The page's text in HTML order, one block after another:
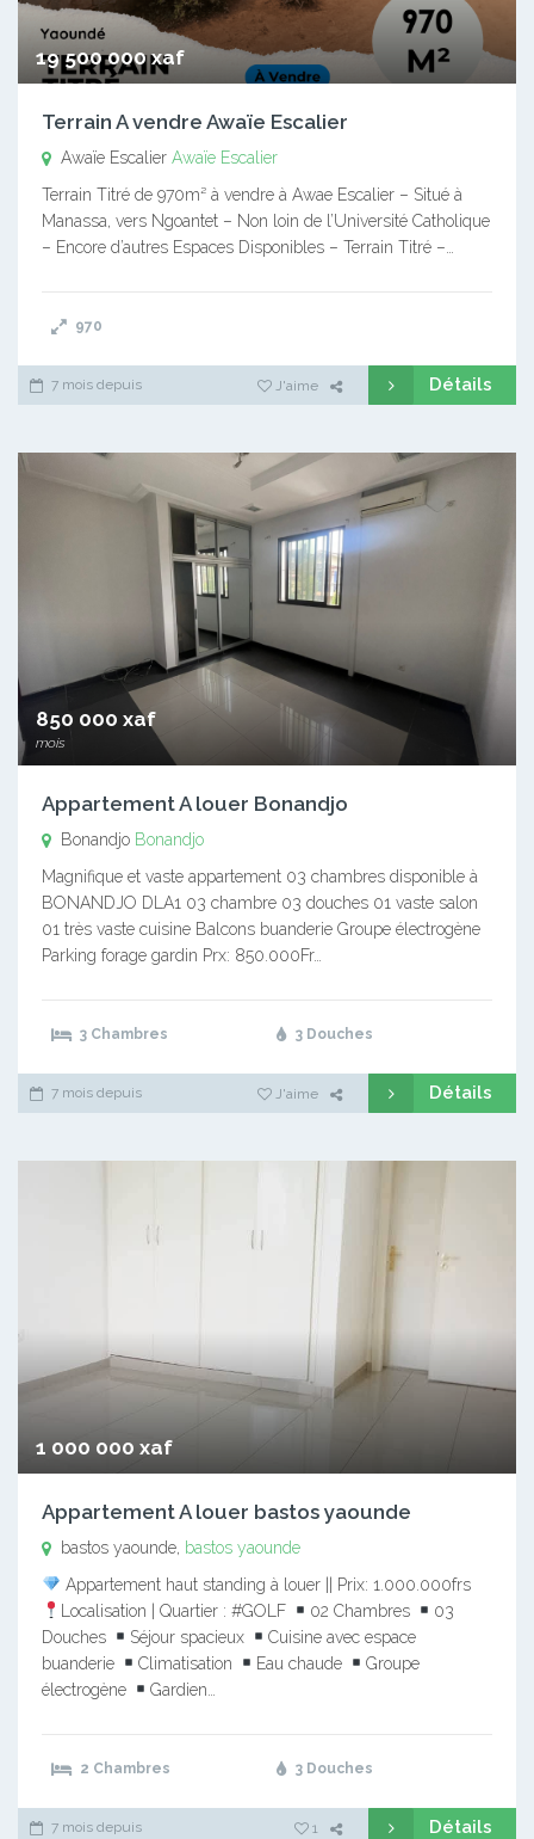
19 500 000 xaf
Terrain A vendre Awaïe Escalier
Awaïe Escalier Awaïe Escalier
Terrain Titré de 970m² à vendre à Awae Escalier – Situé à
Manassa, vers Ngoantet – Non loin de l’Université Catholique
– Encore d’autres Espaces Disponibles – Terrain Titré –…
970
7 mois depuis J'aime Détails
850 000 xaf
mois
Appartement A louer Bonandjo
Bonandjo Bonandjo
Magnifique et vaste appartement 03 chambres disponible à
BONANDJO DLA1 03 chambre 03 douches 01 vaste salon
01 très vaste cuisine Balcons buanderie Groupe électrogène
Parking forage gardin Prx: 850.000Fr…
3 Chambres 3 Douches
7 mois depuis J'aime Détails
1 000 000 xaf
Appartement A louer bastos yaounde
bastos yaounde, bastos yaounde
Appartement haut standing à louer || Prix: 1.000.000frs
Localisation | Quartier : #GOLF
02 Chambres
03
Douches
Séjour spacieux
Cuisine avec espace
buanderie
Climatisation Eau chaude
Groupe
électrogène
Gardien…
2 Chambres 3 Douches
7 mois depuis 1 Détails